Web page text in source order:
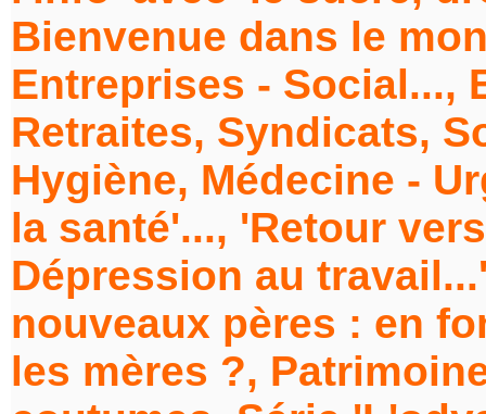
Bienvenue dans le
Entreprises - Social...,
Retraites, Syndicats,
Hygiène, Médecine -
la santé'..., 'Retour
Dépression au
nouveaux pères : en
les mères ?,